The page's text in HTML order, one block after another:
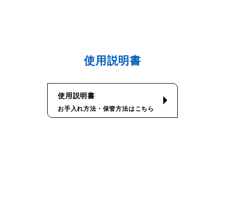
使用説明書
使用説明書
お手入れ方法・保管方法はこちら